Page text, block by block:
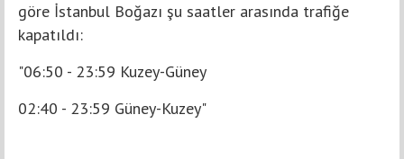
göre İstanbul Boğazı şu saatler arasında trafiğe
kapatıldı:
"06:50 - 23:59 Kuzey-Güney
02:40 - 23:59 Güney-Kuzey"